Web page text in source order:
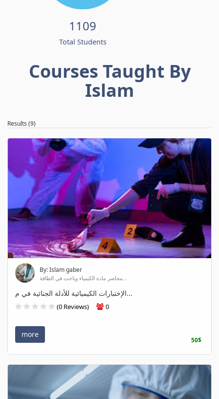
1109
Total Students
Courses Taught By
Islam
Results (9)
By: Islam gaber
محاضر مادة الكيمياء وباحث في الطاقة...
الإختبارات الكيميائية للأدلة الجنائية في م...
(0 Reviews) 0
more
50$